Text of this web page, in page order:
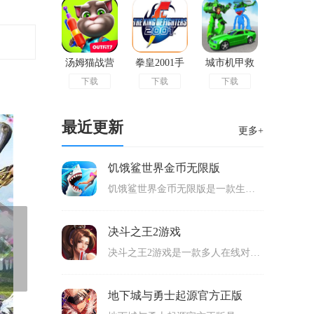
汤姆猫战营
单机版
下载
拳皇2001手
机版
下载
城市机甲救
援游戏官方
下载
最近更新 更多+
饥饿鲨世界金币无限版
饥饿鲨世界金币无限版是一款生存冒险的动作游戏，玩家可以在3D画面里面进行热血的挑战，控制鲨鱼来冒险，在地图里面横冲直撞，寻找可以吞噬的生物来不断吞噬，有目标需要我们完成，完成目标之后就可以解锁后续的内容了，有十几种鲨鱼能够解锁，适合很多玩家游玩。
决斗之王2游戏
决斗之王2游戏是一款多人在线对战的卡牌竞技类手游，以独特的规则进行卡牌对战，拥有非常多的卡牌能够获得，玩家可以按照不同的玩法和套路来选择相关的卡牌组成完整的卡组，使用卡组来挑战不同的内容，包含了NPC和真人玩家都可以在线进行挑战，战斗画面很精美，可玩性高。
地下城与勇士起源官方正版